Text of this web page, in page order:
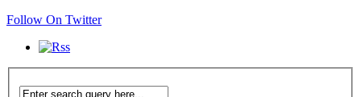
Follow On Twitter